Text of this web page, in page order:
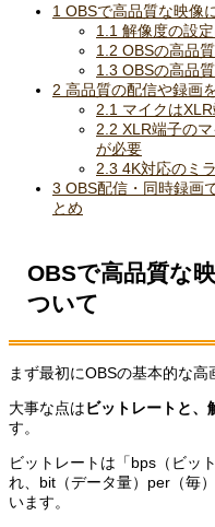
1 OBSで高品質な映像
1.1 解像度の設
1.2 OBSの高品
1.3 OBSの高品
2 高品質の配信や録画
2.1 マイクは
2.2 XLR端子の
が必要
2.3 4K対応のミ
3 OBS配信・同時録画
とめ
OBSで高品質な
ついて
まず最初にOBSの基本的な高
大事な点はビットレート と、
す。
ビットレートは「bps（ビッ
れ、bit（データ量）per（毎
います。